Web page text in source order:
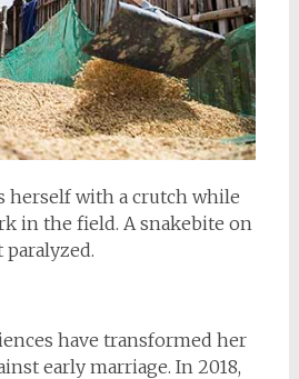
herself with a crutch while
in the field. A snakebite on
have transformed her
early marriage. In 2018,